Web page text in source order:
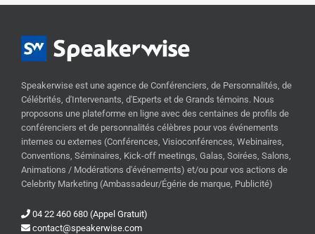
Speakerwise est une agence de Conférenciers, de Personnalités, de
Célébrités, d'Intervenants, d'Experts et de Grands témoins. Nous
proposons une plateforme en ligne avec des centaines de profils de
conférenciers et de personnalités célèbres pour vos événements
internes ou externes (Conférences, Visioconférences, Webinaires,
Conventions, Séminaires, Kick-off meetings, Galas, Soirées, Salons,
Animations / Modérations d'événements) et/ou pour vos actions de
Celebrity Marketing (Ambassadeur/Égérie de marque, Publicité)
04 22 460 680 (Appel Gratuit)
contact@speakerwise.com